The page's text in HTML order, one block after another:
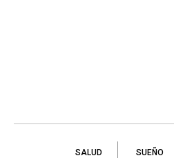
SALUD SUEÑO